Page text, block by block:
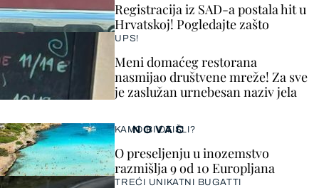
Registracija iz SAD-a postala hit u
Hrvatskoj! Pogledajte zašto
UPS!
Meni domaćeg restorana
nasmijao društvene mreže! Za sve
je zaslužan urnebesan naziv jela
NOVAC
KAMO BI OTIŠLI?
O preseljenju u inozemstvo
razmišlja 9 od 10 Europljana
TREĆI UNIKATNI BUGATTI